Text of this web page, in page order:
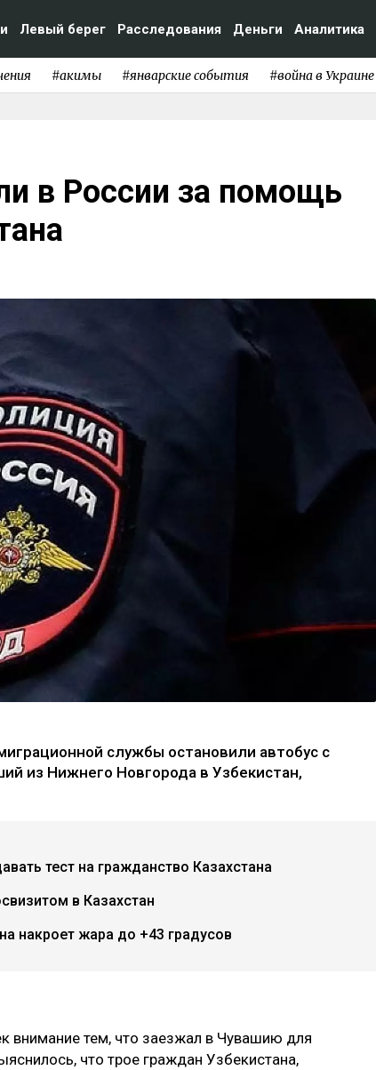
Левый берег Расследования Деньги Аналитика
#акимы #январские события #война в Украине
в России за помощь
службы остановили автобус с
из Нижнего Новгорода в Узбекистан,
тест на гражданство Казахстана
в Казахстан
накроет жара до +43 градусов
внимание тем, что заезжал в Чувашию для
что трое граждан Узбекистана,